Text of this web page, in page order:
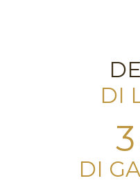
DI
3
DI